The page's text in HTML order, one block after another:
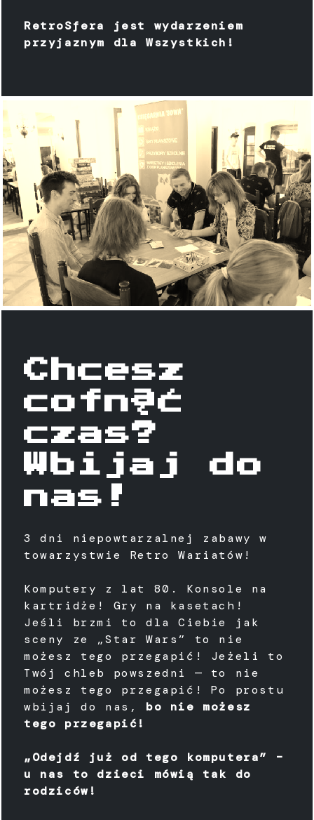
RetroSfera jest wydarzeniem
przyjaznym dla Wszystkich!
Chcesz
cofnąć
czas?
Wbijaj do
nas!
3 dni niepowtarzalnej zabawy w
towarzystwie Retro Wariatów!
Komputery z lat 80. Konsole na
kartridże! Gry na kasetach!
Jeśli brzmi to dla Ciebie jak
sceny ze „Star Wars” to nie
możesz tego przegapić! Jeżeli to
Twój chleb powszedni — to nie
możesz tego przegapić! Po prostu
wbijaj do nas, bo nie możesz
tego przegapić!
„Odejdź już od tego komputera” –
u nas to dzieci mówią tak do
rodziców!